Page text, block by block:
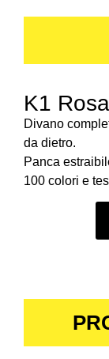
K1
Divano
da dietro.
Panca
100 colori e